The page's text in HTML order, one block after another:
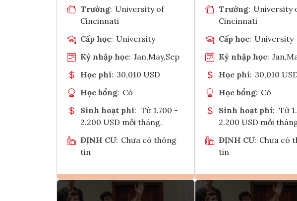
Trường: University of
Cincinnati
Cấp học: University
Kỳ nhập học: Jan,May,Sep
Học phí: 30,010 USD
Học bổng: Có
Sinh hoạt phí: Từ 1.700 -
2.200 USD mỗi tháng.
ĐỊNH CƯ: Chưa có thông
tin
Ghi danh
Trường: University
Cincinnati
Cấp học: University
Kỳ nhập học:
Học phí: 30,010
Học bổng: Có
Sinh hoạt phí: Từ
2.200 USD mỗi
ĐỊNH CƯ: Chưa có
tin
Ghi danh